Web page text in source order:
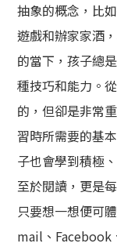
抽象的概念，比
遊戲和辦家家酒
的當下，孩子總
種技巧和能力。
的，但卻是非常
習時所需要的基
子也會學到積極
至於閱讀，更是
只要想一想便可
mail、